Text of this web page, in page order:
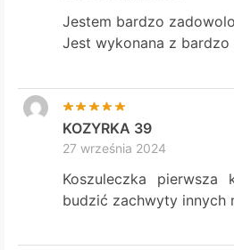
Jestem bardzo
Jest wykonana z bardzo
KOZYRKA 39
27 września 2024
Koszuleczka
budzić zachwyty innych